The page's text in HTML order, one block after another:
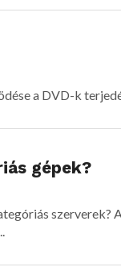
a DVD-k
gépek?
szerverek?